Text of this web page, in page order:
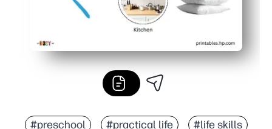
#preschool #practical life #life skills